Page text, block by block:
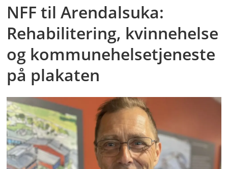
NFF til Arendalsuka:
Rehabilitering, kvinnehelse
og kommunehelsetjeneste
på plakaten